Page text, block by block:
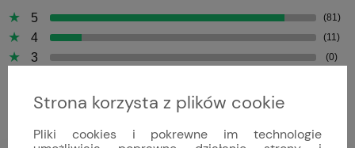
5
(81)
4 (11)
3 (0)
1
Strona korzysta z plików cookie
Pliki cookies i pokrewne im technologie